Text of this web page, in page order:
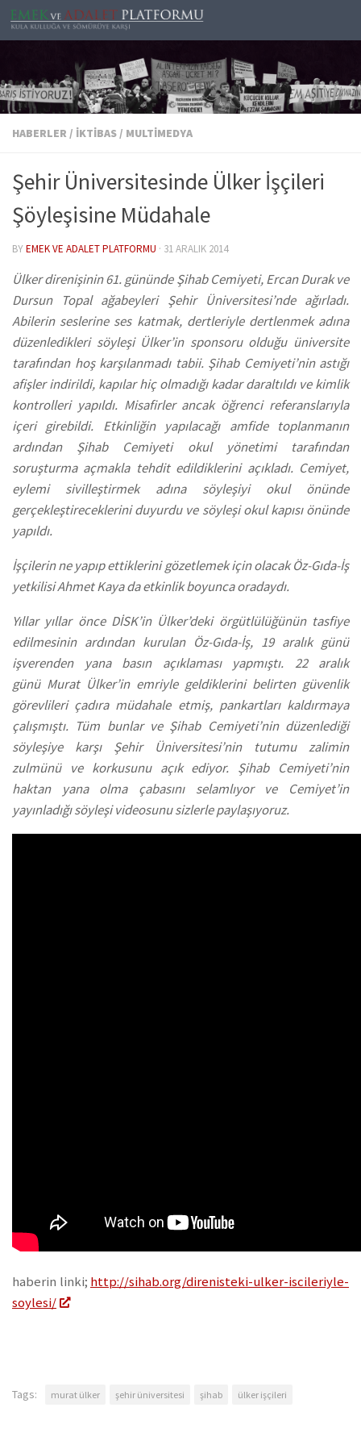
Skip to content
HABERLER / İKTIBAS/ MULTIMEDYA
Şehir Üniversitesinde Ülker İşçileri
Şöyleşisine Müdahale
BYEMEK VE ADALET PLATFORMU · 31 ARALIK 2014
Ülker direnişinin 61. gününde Şihab Cemiyeti, Ercan Durak ve
Dursun Topal ağabeyleri Şehir Üniversitesi’nde ağırladı.
Abilerin seslerine ses katmak, dertleriyle dertlenmek adına
düzenledikleri söyleşi Ülker’in sponsoru olduğu üniversite
tarafından hoş karşılanmadı tabii. Şihab Cemiyeti’nin astığı
afişler indirildi, kapılar hiç olmadığı kadar daraltıldı ve kimlik
kontrolleri yapıldı. Misafirler ancak öğrenci referanslarıyla
içeri girebildi. Etkinliğin yapılacağı amfide toplanmanın
ardından Şihab Cemiyeti okul yönetimi tarafından
soruşturma açmakla tehdit edildiklerini açıkladı. Cemiyet,
eylemi sivilleştirmek adına söyleşiyi okul önünde
gerçekleştireceklerini duyurdu ve söyleşi okul kapısı önünde
yapıldı.
İşçilerin ne yapıp ettiklerini gözetlemek için olacak Öz-Gıda-İş
yetkilisi Ahmet Kaya da etkinlik boyunca oradaydı.
Yıllar yıllar önce DİSK’in Ülker’deki örgütlülüğünün tasfiye
edilmesinin ardından kurulan Öz-Gıda-İş, 19 aralık günü
işverenden yana basın açıklaması yapmıştı. 22 aralık
günü Murat Ülker’in emriyle geldiklerini belirten güvenlik
görevlileri çadıra müdahale etmiş, pankartları kaldırmaya
çalışmıştı. Tüm bunlar ve Şihab Cemiyeti’nin düzenlediği
söyleşiye karşı Şehir Üniversitesi’nin tutumu zalimin
zulmünü ve korkusunu açık ediyor. Şihab Cemiyeti’nin
haktan yana olma çabasını selamlıyor ve Cemiyet’in
yayınladığı söyleşi videosunu sizlerle paylaşıyoruz.
haberin linki; http://sihab.org/direnisteki-ulker-iscileriyle-
soylesi/
Tags: murat ülker şehir üniversitesi şihab ülker işçileri